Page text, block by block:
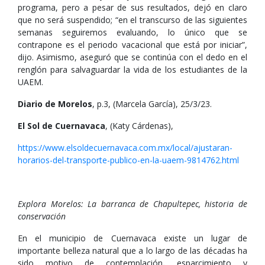
programa, pero a pesar de sus resultados, dejó en claro
que no será suspendido; “en el transcurso de las siguientes
semanas seguiremos evaluando, lo único que se
contrapone es el periodo vacacional que está por iniciar”,
dijo. Asimismo, aseguró que se continúa con el dedo en el
renglón para salvaguardar la vida de los estudiantes de la
UAEM.
Diario de Morelos, p.3, (Marcela García), 25/3/23.
El Sol de Cuernavaca, (Katy Cárdenas),
https://www.elsoldecuernavaca.com.mx/local/ajustaran-
horarios-del-transporte-publico-en-la-uaem-9814762.html
Explora Morelos: La barranca de Chapultepec, historia de
conservación
En el municipio de Cuernavaca existe un lugar de
importante belleza natural que a lo largo de las décadas ha